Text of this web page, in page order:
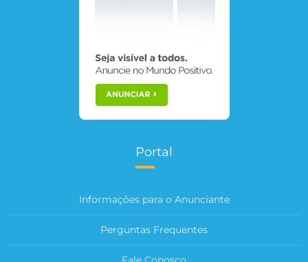
Portal
Informações para o Anunciante
Perguntas Frequentes